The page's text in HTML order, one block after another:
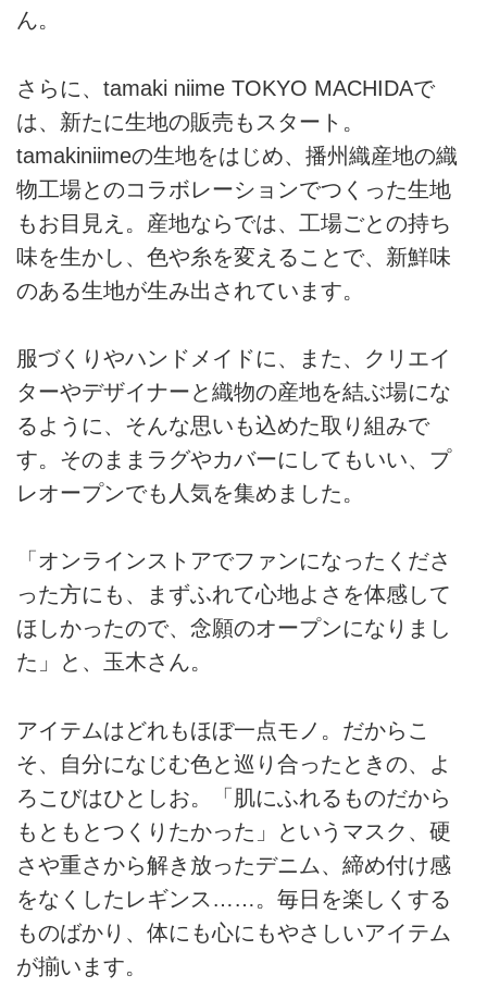
ん。
さらに、tamaki niime TOKYO MACHIDAで
は、新たに生地の販売もスタート。
tamakiniimeの生地をはじめ、播州織産地の織
物工場とのコラボレーションでつくった生地
もお目見え。産地ならでは、工場ごとの持ち
味を生かし、色や糸を変えることで、新鮮味
のある生地が生み出されています。
服づくりやハンドメイドに、また、クリエイ
ターやデザイナーと織物の産地を結ぶ場にな
るように、そんな思いも込めた取り組みで
す。そのままラグやカバーにしてもいい、プ
レオープンでも人気を集めました。
「オンラインストアでファンになったくださ
った方にも、まずふれて心地よさを体感して
ほしかったので、念願のオープンになりまし
た」と、玉木さん。
アイテムはどれもほぼ一点モノ。だからこ
そ、自分になじむ色と巡り合ったときの、よ
ろこびはひとしお。「肌にふれるものだから
もともとつくりたかった」というマスク、硬
さや重さから解き放ったデニム、締め付け感
をなくしたレギンス……。毎日を楽しくする
ものばかり、体にも心にもやさしいアイテム
が揃います。